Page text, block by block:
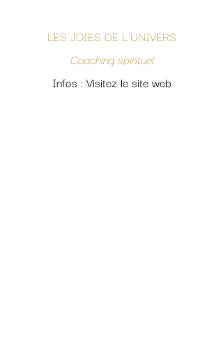
LES JOIES DE L'UNIVERS
Coaching spirituel
Infos : Visitez le site web